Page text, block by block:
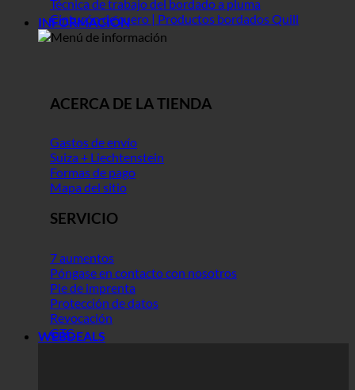
Técnica de trabajo del bordado a pluma
Cinturón de cuero | Productos bordados Quill
INFORMACIÓN
ACERCA DE LA TIENDA
Gastos de envío
Suiza + Liechtenstein
Formas de pago
Mapa del sitio
SERVICIO
7 aumentos
Póngase en contacto con nosotros
Pie de imprenta
Protección de datos
Revocación
GTC
WEBDEALS